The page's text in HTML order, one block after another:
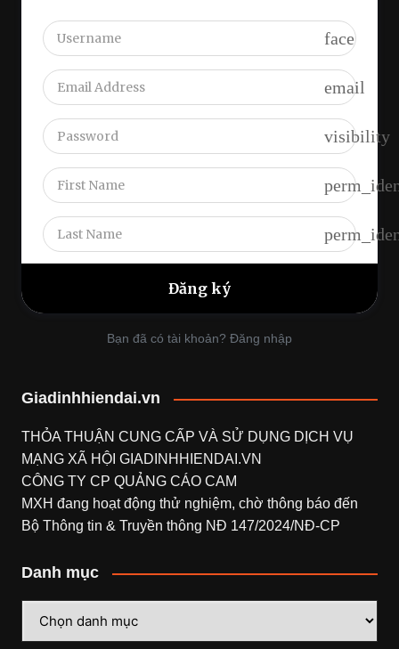
face
email
visibility
Bạn đã có tài khoản? Đăng nhập
Giadinhhiendai.vn
THỎA THUẬN CUNG CẤP VÀ SỬ DỤNG DỊCH VỤ
MẠNG XÃ HỘI GIADINHHIENDAI.VN
CÔNG TY CP QUẢNG CÁO CAM
MXH đang hoạt động thử nghiệm, chờ thông báo đến
Bộ Thông tin & Truyền thông NĐ 147/2024/NĐ-CP
Danh mục
mục